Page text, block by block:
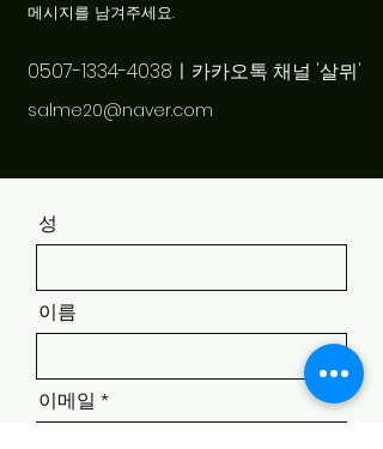
​메시지를 남겨주세요.
0507-1334-4038 ㅣ카카오톡 채널 '살뮈'
salme20@naver.com
성
이름
이메일